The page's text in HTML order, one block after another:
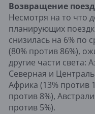
Возвращение
Несмотря на то что
планирующих
снизилась на 6%
(80% против 86%),
другие части света:
Северная и
Африка (13% против
против 8%),
против 5%).